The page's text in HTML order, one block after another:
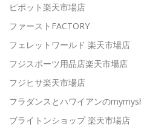
ピボット楽天市場店
ファーストFACTORY
フェレットワールド 楽天市場店
フジスポーツ用品店楽天市場店
フジヒサ楽天市場店
フラダンスとハワイアンの
ブライトンショップ 楽天市場店